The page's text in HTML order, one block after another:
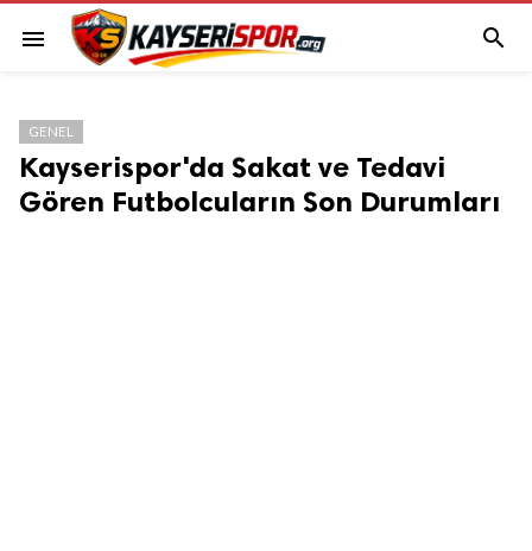
menu 
GENEL
Kayserispor'da Sakat ve Tedavi
Gören Futbolcuların Son Durumları